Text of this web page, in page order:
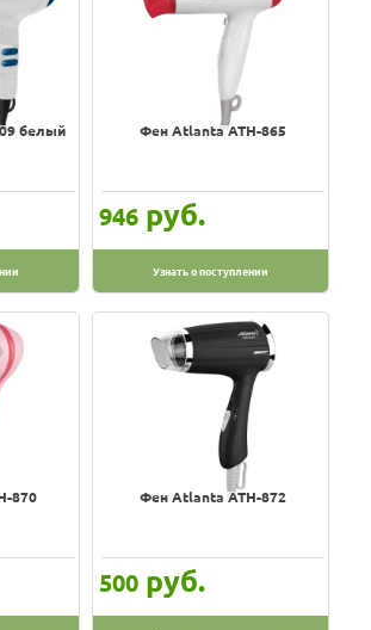
белый Фен Atlanta ATH-865
946 руб.
Узнать о поступлении
870 Фен Atlanta ATH-872
500 руб.